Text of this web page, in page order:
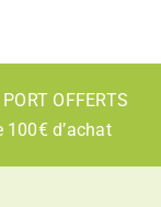
OFFERTS
d’achat